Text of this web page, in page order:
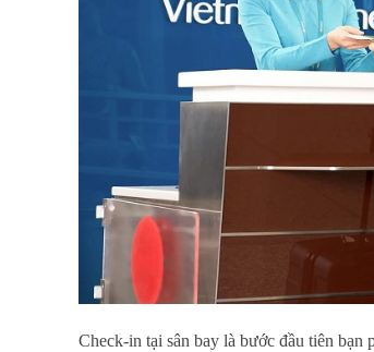
Check-in tại sân bay là bước đầu tiên bạn